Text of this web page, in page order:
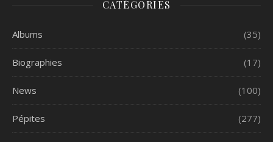
CATÉGORIES
Albums (35)
Biographies (17)
News (100)
Pépites (277)